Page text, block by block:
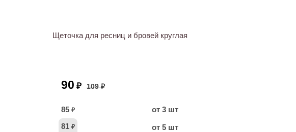
Щеточка для ресниц и бровей круглая
90 ₽ 109 ₽
85 ₽
от 3 шт
81 ₽ от 5 шт